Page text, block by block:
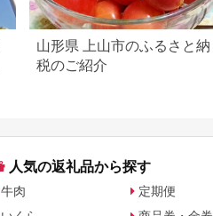
山形県 上山市のふるさと納
税のご紹介
人気の返礼品から探す
牛肉
定期便